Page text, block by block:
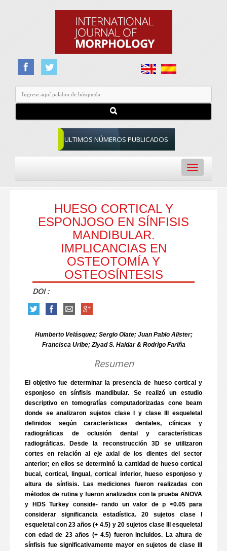
ULTIMOS NÚMEROS PUBLICADOS
Toggle
navigation
HUESO CORTICAL Y
ESPONJOSO EN SÍNFISIS
MANDIBULAR.
IMPLICANCIAS EN
OSTEOTOMÍA Y
OSTEOSÍNTESIS
DOI :
Humberto Velásquez; Sergio Olate; Juan Pablo Alister;
Francisca Uribe; Ziyad S. Haidar & Rodrigo Fariña
Resumen
El objetivo fue determinar la presencia de hueso cortical y
esponjoso en sínfisis mandibular. Se realizó un estudio
descriptivo en tomografías computadorizadas cone beam
donde se analizaron sujetos clase I y clase III esqueletal
definidos según características dentales, clínicas y
radiográficas de oclusión dental y características
radiográficas. Desde la reconstrucción 3D se utilizaron
cortes en relación al eje axial de los dientes del sector
anterior; en ellos se determinó la cantidad de hueso cortical
bucal, cortical, lingual, cortical inferior, hueso esponjoso y
altura de sínfisis. Las mediciones fueron realizadas con
métodos de rutina y fueron analizados con la prueba ANOVA
y HDS Turkey conside- rando un valor de p <0.05 para
considerar significancia estadística. 20 sujetos clase I
esqueletal con 23 años (+ 4.5) y 20 sujetos clase III esqueletal
con edad de 23 años (+ 4.5) fueron incluidos. La altura de
sínfisis fue significativamente mayor en sujetos de clase III